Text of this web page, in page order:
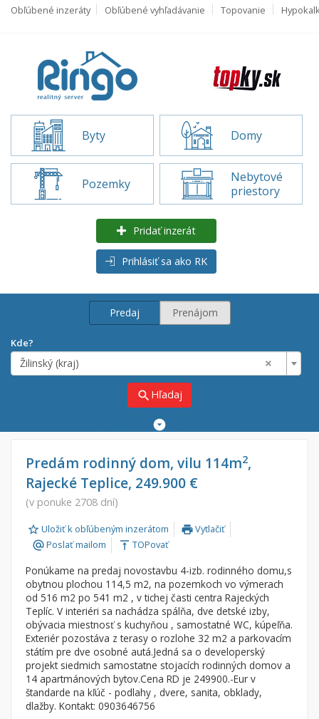
Obľúbené inzeráty Obľúbené vyhľadávanie Topovanie
Byty Domy
Pozemky
Nebytové
priestory
Pridať inzerát
Prihlásiť sa ako RK
Predaj Prenájom
Kde?
×
Žilinský (kraj)
search Hľadaj
Predaj
Prenájom
Od:
Do:
Lokalita
×
×
Žilinský (kraj)
Byt
Garsónky
Dvojgarsónky
1-izbové
Dom
Vila
Chalupa
Predám rodinný dom, vilu 114m2,
Rajecké Teplice, 249.900 €
(v ponuke 2708 dní)
Uložiť k obľúbeným inzerátom printVytlačiť
alternate_emailPoslať mailom vertical_align_top TOPovať
Ponúkame na predaj novostavbu 4-izb. rodinného domu,s
obytnou plochou 114,5 m2, na pozemkoch vo výmerach
od 516 m2 po 541 m2 , v tichej časti centra Rajeckých
Teplíc. V interiéri sa nachádza spálňa, dve detské izby,
obývacia miestnosť s kuchyňou , samostatné WC, kúpeľňa.
Exteriér pozostáva z terasy o rozlohe 32 m2 a parkovacím
státím pre dve osobné autá.Jedná sa o developerský
projekt siedmich samostatne stojacích rodinných domov a
14 apartmánových bytov.Cena RD je 249900.-Eur v
štandarde na kľúč - podlahy , dvere, sanita, obklady,
dlažby. Kontakt: 0903646756